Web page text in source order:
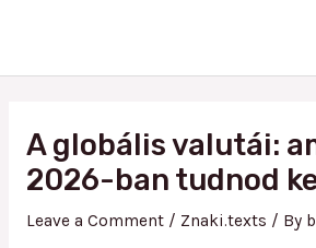
content
A globális valutái:
2026-ban tudnod
Leave a Comment / Znaki.texts / By